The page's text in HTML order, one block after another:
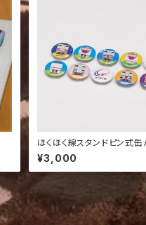
ほくほく線スタンドピン式缶
0種セット 【北越急行オリジ
¥3,000